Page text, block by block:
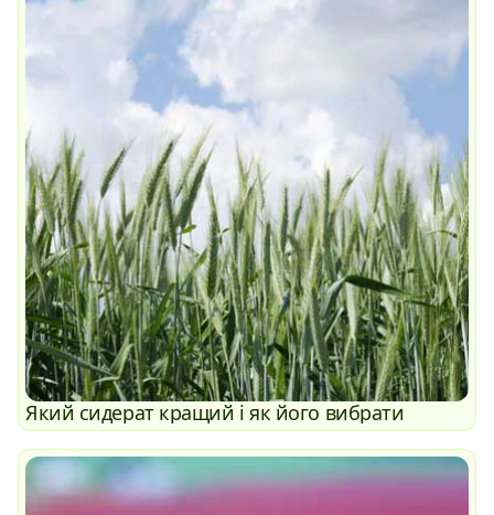
Який сидерат кращий і як його вибрати